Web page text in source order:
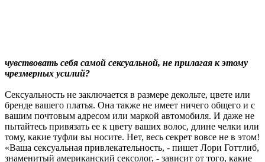
чувствовать себя самой сексуальной, не прилагая к этому
чрезмерных усилий?
Сексуальность не заключается в размере декольте, цвете или
бренде вашего платья. Она также не имеет ничего общего и с
вашим почтовым адресом или маркой автомобиля. И даже не
пытайтесь привязать ее к цвету ваших волос, длине челки или
тому, какие туфли вы носите. Нет, весь секрет вовсе не в этом!
«Ваша сексуальная привлекательность, - пишет Лори Готтлиб,
знаменитый американский сексолог, - зависит от того, какие